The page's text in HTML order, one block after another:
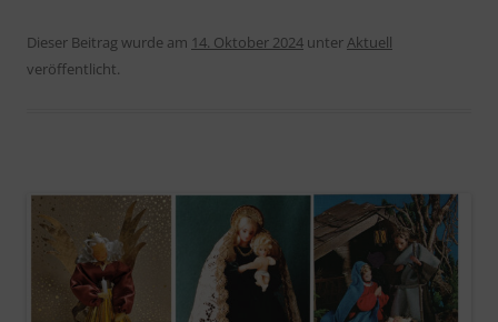
Dieser Beitrag wurde am 14. Oktober 2024 unterAktuell
veröffentlicht.